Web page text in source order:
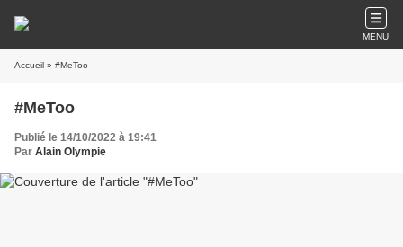
MENU
Accueil » #MeToo
#MeToo
Publié le 14/10/2022 à 19:41
Par Alain Olympie